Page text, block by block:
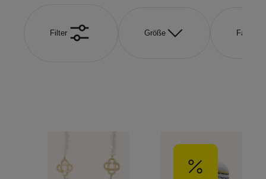
Filter Größe Farbe